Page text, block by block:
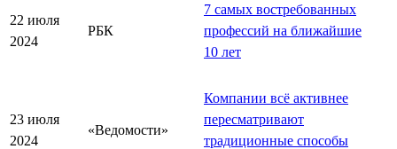
22 июля
2024
РБК
7 самых востребованных
профессий на ближайшие
10 лет
23 июля
2024
«Ведомости»
Компании всё активнее
пересматривают
традиционные способы